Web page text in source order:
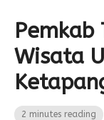
Pemkab
Wisata
2 minutes reading